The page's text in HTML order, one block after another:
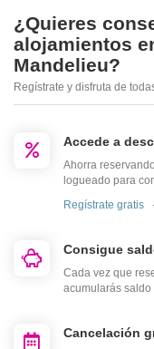
¿Quieres
alojamientos
Mandelieu?
Regístrate y disfruta de
Accede a
Ahorra
logueado para
Regístrate gratis
Consigue
Cada vez que
acumularás
Cancelación